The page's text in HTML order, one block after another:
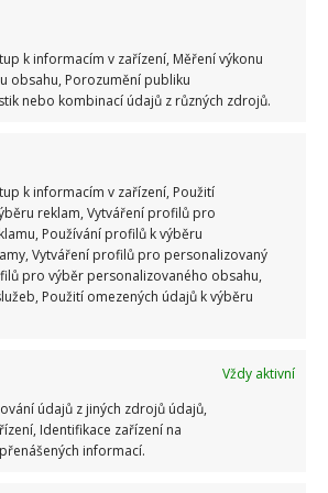
k informacím v zařízení, Měření výkonu
obsahu, Porozumění publiku
nebo kombinací údajů z různých zdrojů.
k informacím v zařízení, Použití
reklam, Vytváření profilů pro
Používání profilů k výběru
Vytváření profilů pro personalizovaný
pro výběr personalizovaného obsahu,
Použití omezených údajů k výběru
Vždy aktivní
údajů z jiných zdrojů údajů,
Identifikace zařízení na
informací.
univerzity, který je již od malička
velkým kutilem. V podstatě vše, co je
možné najít v j...[Více o autorovi]